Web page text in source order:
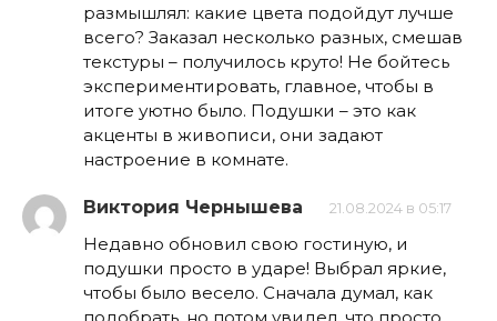
размышлял: какие цвета подойдут лучше
всего? Заказал несколько разных, смешав
текстуры – получилось круто! Не бойтесь
экспериментировать, главное, чтобы в
итоге уютно было. Подушки – это как
акценты в живописи, они задают
настроение в комнате.
Виктория Чернышева 21.08.2024 в 05:17
Недавно обновил свою гостиную, и
подушки просто в ударе! Выбрал яркие,
чтобы было весело. Сначала думал, как